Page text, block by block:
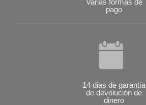
Varias formas de
pago
14 dias de garantía
de devolución de
dinero